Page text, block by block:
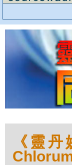
《靈